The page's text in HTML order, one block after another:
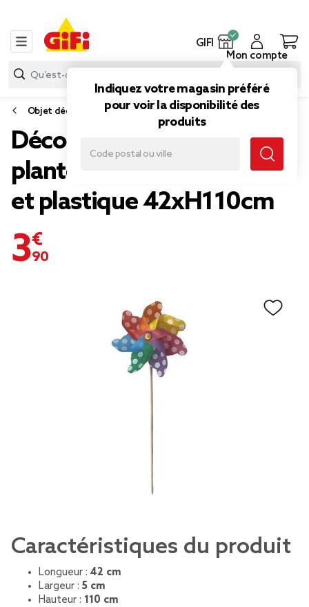
GIFI
Indiquez votre magasin préféré
pour voir la disponibilité des
produits
Mon compte
Objet déco extérieure
Décoration de jardin à
planter moulin à vent bois
et plastique 42xH110cm
3,90 €
Caractéristiques du produit
Longueur : 42 cm
Largeur : 5 cm
Hauteur : 110 cm